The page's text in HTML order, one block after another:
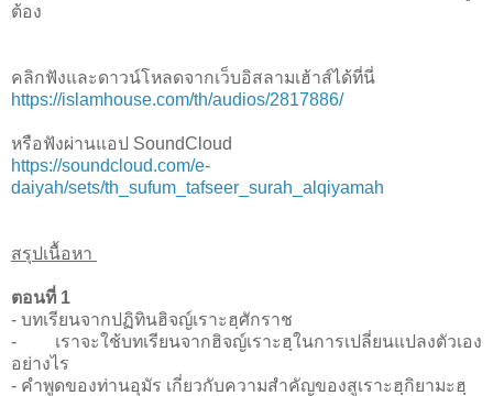
ต้อง
คลิกฟังและดาวน์โหลดจากเว็บอิสลามเฮ้าส์ได้ที่นี่
https://islamhouse.com/th/audios/2817886/
หรือฟังผ่านแอป SoundCloud
https://soundcloud.com/e-
daiyah/sets/th_sufum_tafseer_surah_alqiyamah
สรุปเนื้อหา
ตอนที่ 1
- บทเรียนจากปฏิทินฮิจญ์เราะฮฺศักราช
- เราจะใช้บทเรียนจากฮิจญ์เราะฮฺในการเปลี่ยนแปลงตัวเอง
อย่างไร
- คำพูดของท่านอุมัร เกี่ยวกับความสำคัญของสูเราะฮฺกิยามะฮฺ